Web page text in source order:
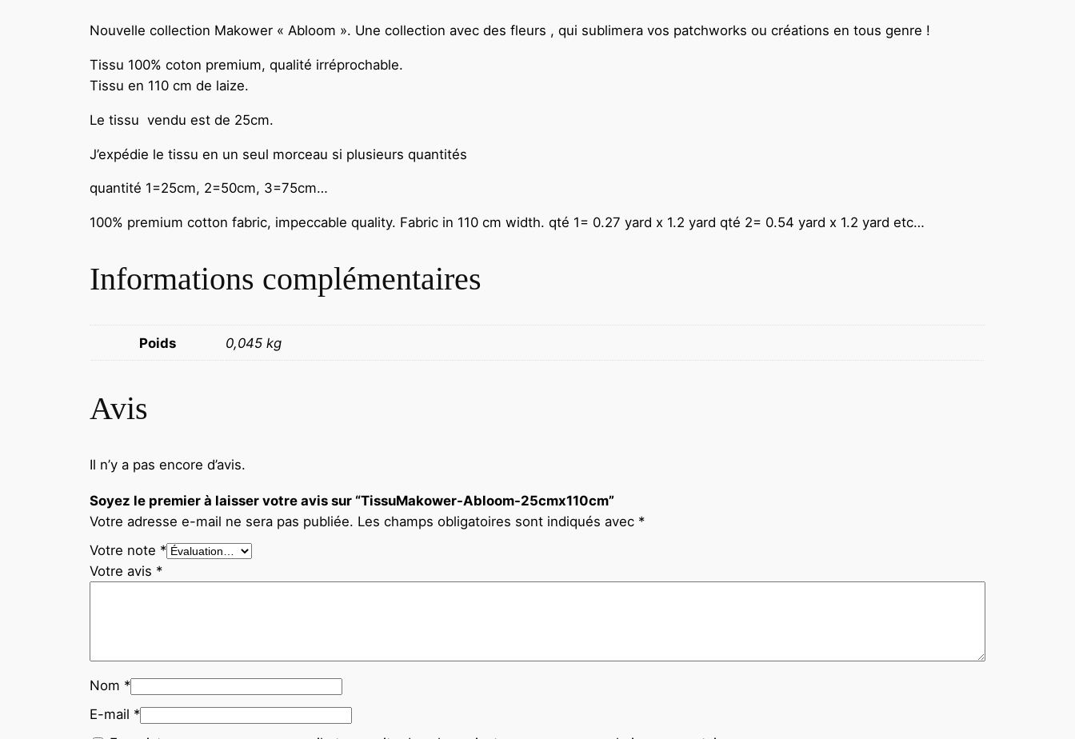
Nouvelle collection Makower « Abloom ». Une collection avec des fleurs , qui sublimera vos patchworks ou créations en tous genre !
Tissu 100% coton premium, qualité irréprochable.
Tissu en 110 cm de laize.
Le tissu vendu est de 25cm.
J’expédie le tissu en un seul morceau si plusieurs quantités
quantité 1=25cm, 2=50cm, 3=75cm…
100% premium cotton fabric, impeccable quality. Fabric in 110 cm width. qté 1= 0.27 yard x 1.2 yard qté 2= 0.54 yard x 1.2 yard etc…
Informations complémentaires
Poids 0,045 kg
Avis
Il n’y a pas encore d’avis.
Soyez le premier à laisser votre avis sur “TissuMakower-Abloom-25cmx110cm”
Votre adresse e-mail ne sera pas publiée. Les champs obligatoires sont indiqués avec *
Votre note *
Votre avis *
Nom *
E-mail *